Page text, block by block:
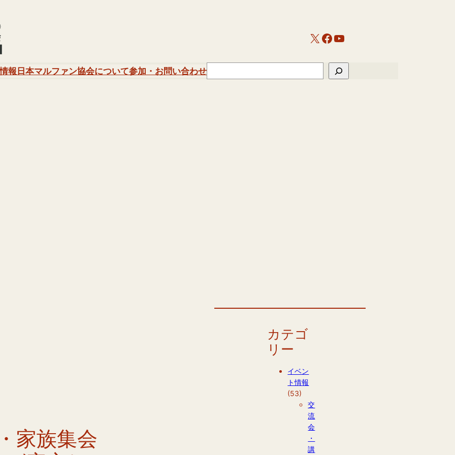
X Facebook
YouTube
報日本マルファン協会について参加・お問い合わせSearch
家族集会
カテゴ
リー
イベン
ト情報
(53)
交
流
会
・
講